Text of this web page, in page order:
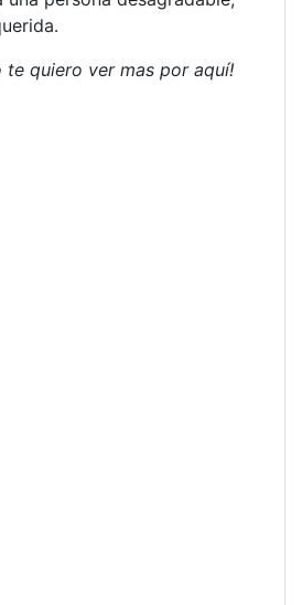
quiero ver mas por aquí!